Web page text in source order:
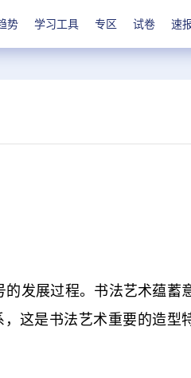
势 学习工具 专区 试卷 速
发展过程。书法艺术蕴蓄
这是书法艺术重要的造型